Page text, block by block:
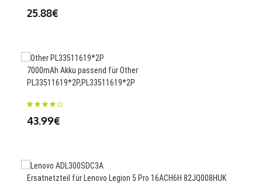
25.88€
7000mAh Akku passend für Other
PL33511619*2P,PL33511619*2P
43.99€
Ersatnetzteil für Lenovo Legion 5 Pro 16ACH6H 82JQ008HUK